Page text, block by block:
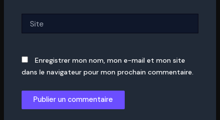
Enregistrer mon nom, mon e-mail et mon site
dans le navigateur pour mon prochain commentaire.